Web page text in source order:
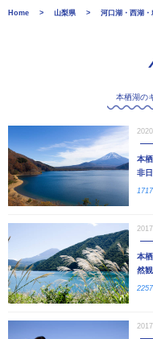
Home 山梨県 河口湖・西湖
本栖湖の
本
非
本
然